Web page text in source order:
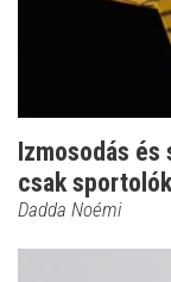
Izmosodás
csak
Dadda Noémi